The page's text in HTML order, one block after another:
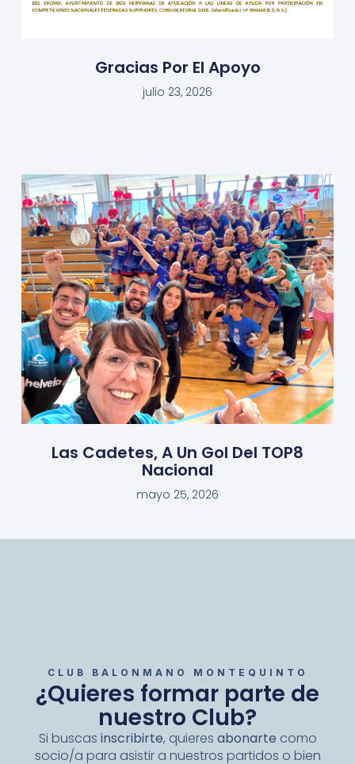
Gracias Por El Apoyo
julio 23, 2026
Las Cadetes, A Un Gol Del TOP8
Nacional
mayo 25, 2026
CLUB BALONMANO MONTEQUINTO
¿Quieres formar parte de
nuestro Club?
Si buscas inscribirte, quieres abonarte como
socio/a para asistir a nuestros partidos o bien